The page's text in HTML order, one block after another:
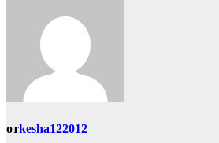
отkesha122012